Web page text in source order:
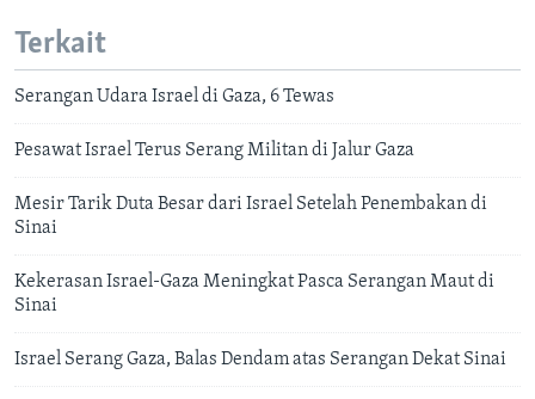
Terkait
Serangan Udara Israel di Gaza, 6 Tewas
Pesawat Israel Terus Serang Militan di Jalur Gaza
Mesir Tarik Duta Besar dari Israel Setelah Penembakan di
Sinai
Kekerasan Israel-Gaza Meningkat Pasca Serangan Maut di
Sinai
Israel Serang Gaza, Balas Dendam atas Serangan Dekat Sinai